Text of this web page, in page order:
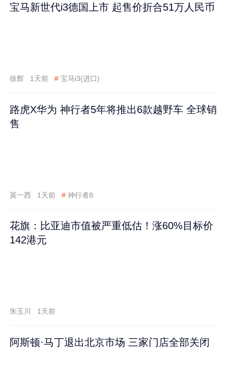
宝马新世代i3德国上市 起售价折合51万人民币
徐辉 1天前 # 宝马i3(进口)
路虎X华为 神行者5年将推出6款越野车 全球销
售
莫一西 1天前 # 神行者8
花旗：比亚迪市值被严重低估！涨60%目标价
142港元
朱玉川 1天前
阿斯顿·马丁退出北京市场 三家门店全部关闭